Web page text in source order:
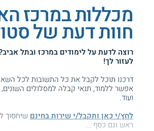
מכללות במרכז
חוות דעת של
רוצה לדעת עללימודים במרכז ובתל אביב
לעזור לך!
דרכנו תוכל לקבל את כל התשובות לכל
אפשר ללמוד, תנאי קבלה למסלולים השונים,
ועוד.
לחץ/י כאן ותקבל/י שירות בחינם שיחסוך
ראש וגם כסף ...